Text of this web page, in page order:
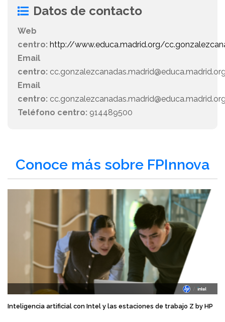
Datos de contacto
Web
centro: http://www.educa.madrid.org/
Email
centro:
Email
centro:
Teléfono centro: 914489500
Conoce más sobre FPInnova
Inteligencia artificial con Intel y las estaciones de trabajo Z by HP